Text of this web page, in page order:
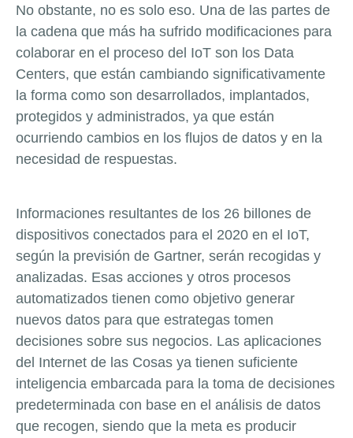
No obstante, no es solo eso. Una de las partes de
la cadena que más ha sufrido modificaciones para
colaborar en el proceso del IoT son los Data
Centers, que están cambiando significativamente
la forma como son desarrollados, implantados,
protegidos y administrados, ya que están
ocurriendo cambios en los flujos de datos y en la
necesidad de respuestas.
Informaciones resultantes de los 26 billones de
dispositivos conectados para el 2020 en el IoT,
según la previsión de Gartner, serán recogidas y
analizadas. Esas acciones y otros procesos
automatizados tienen como objetivo generar
nuevos datos para que estrategas tomen
decisiones sobre sus negocios. Las aplicaciones
del Internet de las Cosas ya tienen suficiente
inteligencia embarcada para la toma de decisiones
predeterminada con base en el análisis de datos
que recogen, siendo que la meta es producir